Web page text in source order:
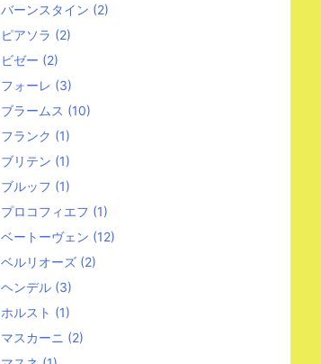
バーンスタイン (2)
ピアソラ (2)
ビゼー (2)
フォーレ (3)
ブラームス (10)
フランク (1)
ブリテン (1)
ブルッフ (1)
プロコフィエフ (1)
ベートーヴェン (12)
ベルリオーズ (2)
ヘンデル (3)
ホルスト (1)
マスカーニ (2)